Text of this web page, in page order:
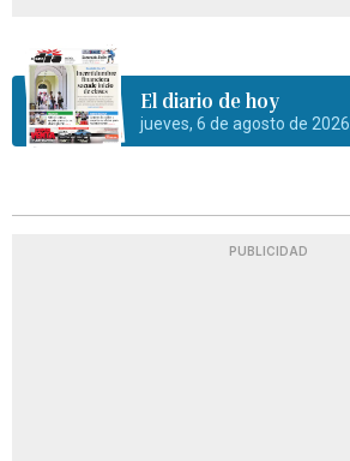
El diario de hoy
jueves, 6 de agosto de 2026
PUBLICIDAD